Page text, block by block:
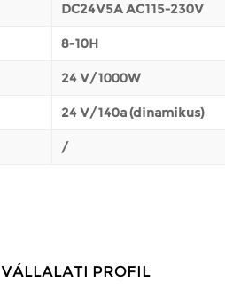
DC24V5A AC115-230V
8-10H
24 V/1000W
24 V/140a (dinamikus)
/
VÁLLALATI PROFIL